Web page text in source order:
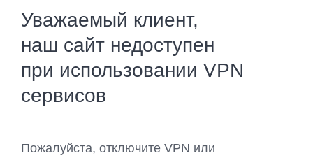
Уважаемый клиент,
наш сайт недоступен
при использовании VPN
сервисов
Пожалуйста, отключите VPN или